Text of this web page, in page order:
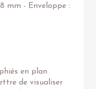
mm - Enveloppe :
en plan
de visualiser